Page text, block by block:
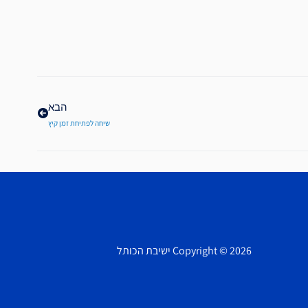
הבא
שיחה לפתיחת זמן קיץ
Copyright © 2026 ישיבת הכותל